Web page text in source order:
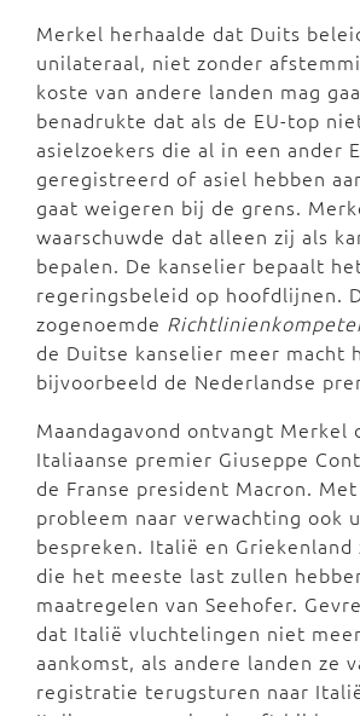
Merkel herhaalde dat Duits
unilateraal, niet zonder
koste van andere landen mag
benadrukte dat als de EU-top
asielzoekers die al in een ander
geregistreerd of asiel hebben
gaat weigeren bij de grens.
waarschuwde dat alleen zij als
bepalen. De kanselier bepaalt
regeringsbeleid op hoofdlijnen.
zogenoemde
de Duitse kanselier meer macht
bijvoorbeeld de Nederlandse
Maandagavond ontvangt Merkel
Italiaanse premier Giuseppe
de Franse president Macron.
probleem naar verwachting ook
bespreken. Italië en Griekenland
die het meeste last zullen
maatregelen van Seehofer.
dat Italië vluchtelingen niet
aankomst, als andere landen ze
registratie terugsturen naar